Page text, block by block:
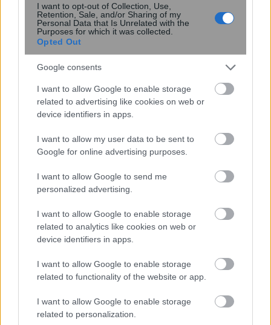
I want to opt-out of Collection, Use,
Retention, Sale, and/or Sharing of my
Personal Data that Is Unrelated with the
Purposes for which it was collected.
Opted Out
Google consents
I want to allow Google to enable storage
related to advertising like cookies on web or
device identifiers in apps.
I want to allow my user data to be sent to
Google for online advertising purposes.
I want to allow Google to send me
personalized advertising.
I want to allow Google to enable storage
related to analytics like cookies on web or
device identifiers in apps.
I want to allow Google to enable storage
related to functionality of the website or app.
I want to allow Google to enable storage
related to personalization.
Σύσκεψη στο ΥΠΟΙΚ για τη
χρηματοδότηση της ΕΒΖ
, 20 Δεκεμβρίου 2017
Μεγάλου – Τράπεζα Πειραιώς: Τα
ακίνητα των e-πλειστηριασμών δεν